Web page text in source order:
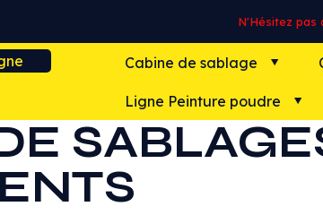
N'Hésitez pas
Cabine de sablage
Ligne Peinture poudre